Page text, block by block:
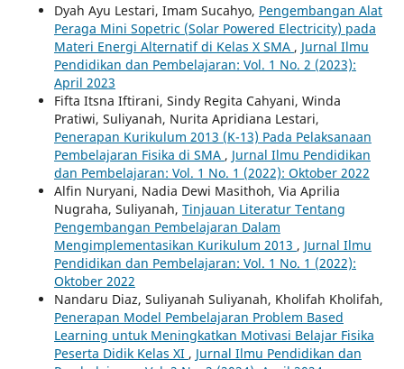
Dyah Ayu Lestari, Imam Sucahyo, Pengembangan Alat
Peraga Mini Sopetric (Solar Powered Electricity) pada
Materi Energi Alternatif di Kelas X SMA , Jurnal Ilmu
Pendidikan dan Pembelajaran: Vol. 1 No. 2 (2023):
April 2023
Fifta Itsna Iftirani, Sindy Regita Cahyani, Winda
Pratiwi, Suliyanah, Nurita Apridiana Lestari,
Penerapan Kurikulum 2013 (K-13) Pada Pelaksanaan
Pembelajaran Fisika di SMA , Jurnal Ilmu Pendidikan
dan Pembelajaran: Vol. 1 No. 1 (2022): Oktober 2022
Alfin Nuryani, Nadia Dewi Masithoh, Via Aprilia
Nugraha, Suliyanah, Tinjauan Literatur Tentang
Pengembangan Pembelajaran Dalam
Mengimplementasikan Kurikulum 2013 , Jurnal Ilmu
Pendidikan dan Pembelajaran: Vol. 1 No. 1 (2022):
Oktober 2022
Nandaru Diaz, Suliyanah Suliyanah, Kholifah Kholifah,
Penerapan Model Pembelajaran Problem Based
Learning untuk Meningkatkan Motivasi Belajar Fisika
Peserta Didik Kelas XI , Jurnal Ilmu Pendidikan dan